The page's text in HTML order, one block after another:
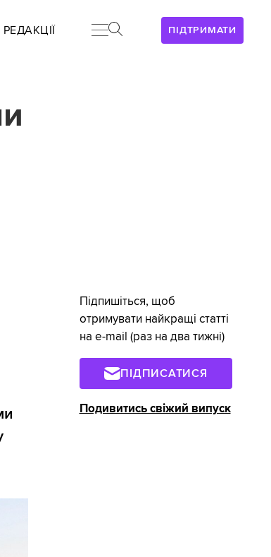
ПІДТРИМАТИ
РЕДАКЦІЇ
Підпишіться, щоб
отримувати найкращі статті
на e-mail (раз на два тижні)
ПІДПИСАТИСЯ
Подивитись свіжий випуск